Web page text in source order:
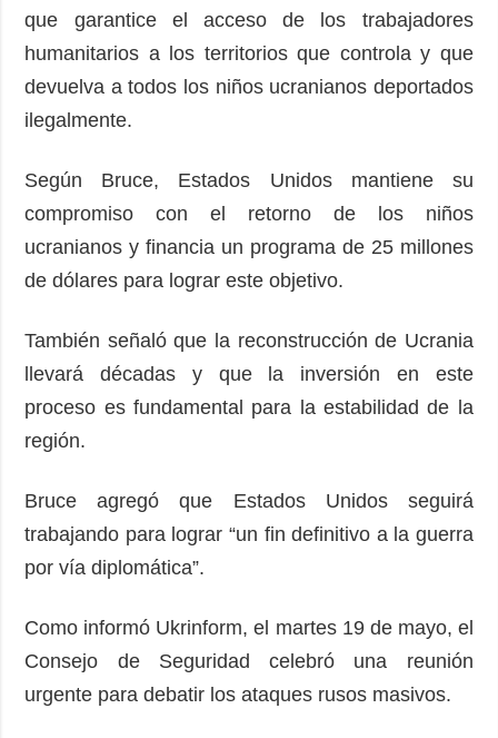
que garantice el acceso de los trabajadores
humanitarios a los territorios que controla y que
devuelva a todos los niños ucranianos deportados
ilegalmente.
Según Bruce, Estados Unidos mantiene su
compromiso con el retorno de los niños
ucranianos y financia un programa de 25 millones
de dólares para lograr este objetivo.
También señaló que la reconstrucción de Ucrania
llevará décadas y que la inversión en este
proceso es fundamental para la estabilidad de la
región.
Bruce agregó que Estados Unidos seguirá
trabajando para lograr “un fin definitivo a la guerra
por vía diplomática”.
Como informó Ukrinform, el martes 19 de mayo, el
Consejo de Seguridad celebró una reunión
urgente para debatir los ataques rusos masivos.